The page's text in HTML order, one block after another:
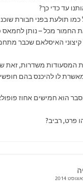
עד כדי כך?
תולעת בפני חבורת
החמור מכל – נותן לחמאס
האיסלאם שכבר
המסעודות משדרות, זאת
לו להיכנס בהם
הוא חמישים אחוז
פרט, רביב?